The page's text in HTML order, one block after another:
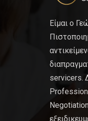
Είμαι ο
servicers.